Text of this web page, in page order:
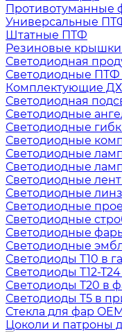
Противотуманные
Универсальные
Штатные ПТФ
Резиновые
Светодиодная
Светодиодные
Комплектующие
Светодиодная
Светодиодные
Светодиодные
Светодиодные
Светодиодные
Светодиодные
Светодиодные
Светодиодные
Светодиодные
Светодиодные
Светодиодные
Светодиодные
Светодиоды T10 в
Светодиоды T12-
Светодиоды T20 в
Светодиоды T5 в
Стекла для фар
Цоколи и патроны